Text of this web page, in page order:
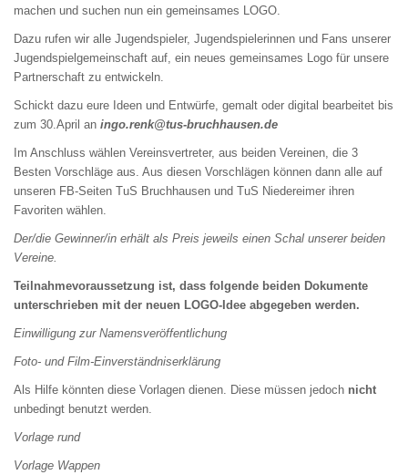
machen und suchen nun ein gemeinsames LOGO.
Dazu rufen wir alle Jugendspieler, Jugendspielerinnen und Fans unserer
Jugendspielgemeinschaft auf, ein neues gemeinsames Logo für unsere
Partnerschaft zu entwickeln.
Schickt dazu eure Ideen und Entwürfe, gemalt oder digital bearbeitet bis
zum 30.April an ingo.renk@tus-bruchhausen.de
Im Anschluss wählen Vereinsvertreter, aus beiden Vereinen, die 3
Besten Vorschläge aus. Aus diesen Vorschlägen können dann alle auf
unseren FB-Seiten TuS Bruchhausen und TuS Niedereimer ihren
Favoriten wählen.
Der/die Gewinner/in erhält als Preis jeweils einen Schal unserer beiden
Vereine.
Teilnahmevoraussetzung ist, dass folgende beiden Dokumente
unterschrieben mit der neuen LOGO-Idee abgegeben werden.
Einwilligung zur Namensveröffentlichung
Foto- und Film-Einverständniserklärung
Als Hilfe könnten diese Vorlagen dienen. Diese müssen jedoch nicht
unbedingt benutzt werden.
Vorlage rund
Vorlage Wappen